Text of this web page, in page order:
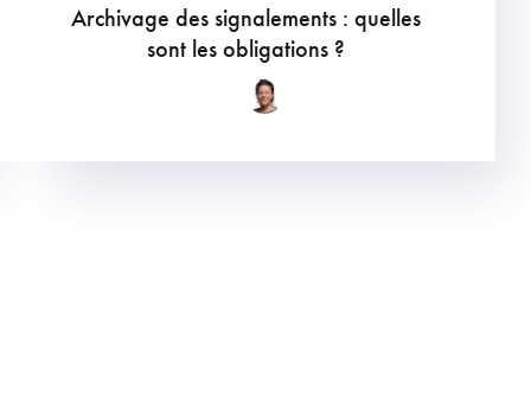
Archivage des signalements : quelles
sont les obligations ?